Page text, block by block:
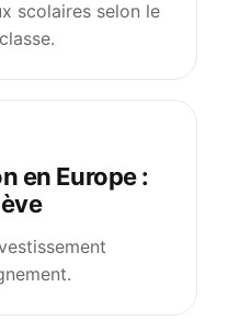
scolaires selon le
en Europe :